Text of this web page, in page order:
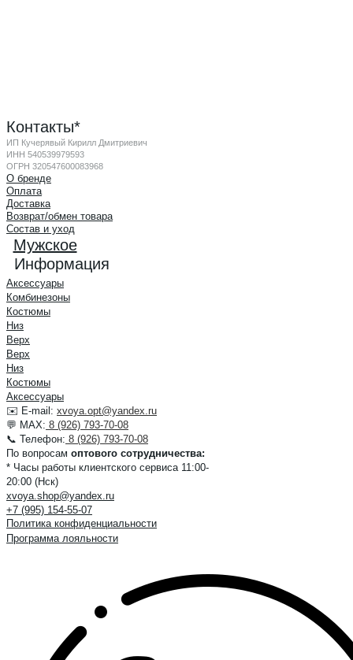
Контакты*
ИП Кучерявый Кирилл Дмитриевич
ИНН 540539979593
ОГРН 320547600083968
О бренде
Оплата
Доставка
Возврат/обмен товара
Состав и уход
Мужское
Информация
Аксессуары
Комбинезоны
Костюмы
Низ
Верх
Верх
Низ
Костюмы
Аксессуары
✉️ E-mail: xvoya.opt@yandex.ru
💬 MAX: 8 (926) 793-70-08
📞 Телефон: 8 (926) 793-70-08
По вопросам оптового сотрудничества:
* Часы работы клиентского сервиса 11:00-
20:00 (Нск)
xvoya.shop@yandex.ru
+7 (995) 154-55-07
Политика конфиденциальности
Программа лояльности